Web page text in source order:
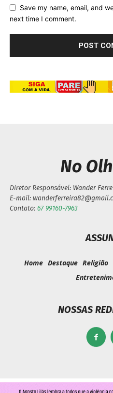
Save my name, email, and
next time I comment.
No
Diretor Responsável: Wander
E-mail:
Contato: 67 99160-7963
Home Destaque Religião
NOSSAS